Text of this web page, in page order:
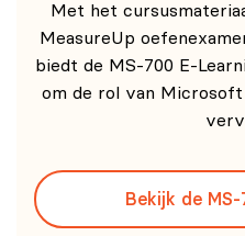
Met het
MeasureUp
biedt de MS-700 E-
om de rol van
Bekijk de